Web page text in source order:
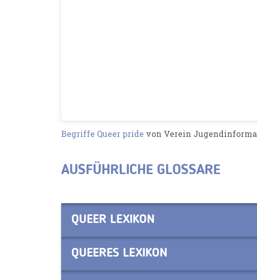
Begriffe Queer pride von Verein
AUSFÜHRLICHE GLOSSARE
QUEER LEXIKON
QUEERES LEXIKON